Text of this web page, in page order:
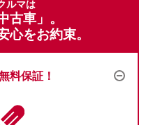
ルマは
古車」。
心をお約束。
料保証！